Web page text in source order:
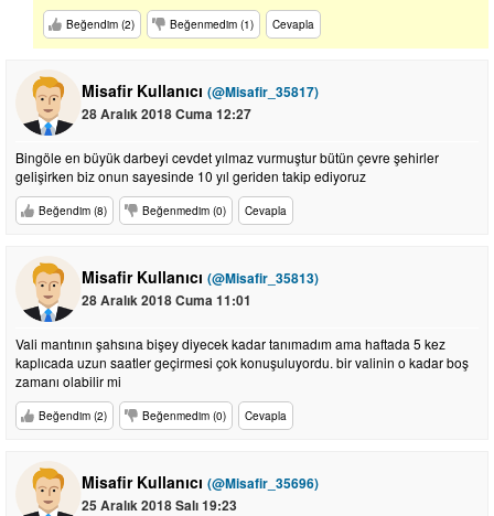
Beğendim (2) Beğenmedim (1) Cevapla
Misafir Kullanıcı (@Misafir_35817)
28 Aralık 2018 Cuma 12:27
Bingöle en büyük darbeyi cevdet yılmaz vurmuştur bütün çevre şehirler
gelişirken biz onun sayesinde 10 yıl geriden takip ediyoruz
Beğendim (8) Beğenmedim (0) Cevapla
Misafir Kullanıcı (@Misafir_35813)
28 Aralık 2018 Cuma 11:01
Vali mantının şahsına bişey diyecek kadar tanımadım ama haftada 5 kez
kaplıcada uzun saatler geçirmesi çok konuşuluyordu. bir valinin o kadar boş
zamanı olabilir mi
Beğendim (2) Beğenmedim (0) Cevapla
Misafir Kullanıcı (@Misafir_35696)
25 Aralık 2018 Salı 19:23